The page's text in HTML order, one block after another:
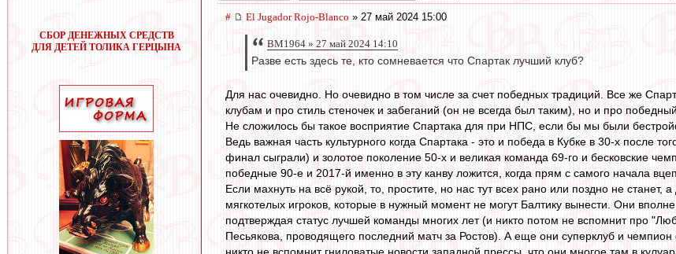
СБОР ДЕНЕЖНЫХ СРЕДСТВ
ДЛЯ ДЕТЕЙ ТОЛИКА ГЕРЦЫНА
# El Jugador Rojo-Blanco » 27 май 2024 15:00
BM1964 » 27 май 2024 14:10
Разве есть здесь те, кто сомневается что Спартак лучший клуб?
Для нас очевидно. Но очевидно в том числе за счет победных традиций. Все же
клубам и про стиль стеночек и забеганий (он не всегда был таким), но и про
Не сложилось бы такое восприятие Спартака для при НПС, если бы мы были
Ведь важная часть культурного когда Спартака - это и победа в Кубке в 30-х после
финал сыграли) и золотое поколение 50-х и великая команда 69-го и бесковские
победные 90-е и 2017-й именно в эту канву ложится, когда прям с самого начала
Если махнуть на всё рукой, то, простите, но нас тут всех рано или поздно не станет,
мягкотелых игроков, которые в нужный момент не могут Балтику вынести. Они
подтверждая статус лучшей команды многих лет (и никто потом не вспомнит про
Песьякова, проводящего последний матч за Ростов). А еще они суперклуб и